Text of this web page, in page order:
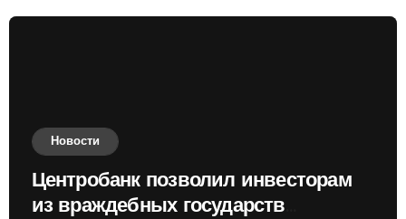
Новости
Центробанк позволил инвесторам
из враждебных государств